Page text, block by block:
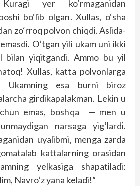
yer ko‘rmaganidan
bo‘lib olgan. Xullas, o‘sha
zo‘rroq polvon chiqdi. Aslida-
O‘tgan yili ukam uni ikki
bilan yiqitgandi. Ammo bu yil
Xullas, katta polvonlarga
Ukamning esa burni biroz
girdikapalakman. Lekin u
emas, boshqa — men u
narsaga yig‘lardi.
uyalibmi, menga zarda
kattalarning orasidan
yelkasiga shapatiladi:
Navro‘z yana keladi!”